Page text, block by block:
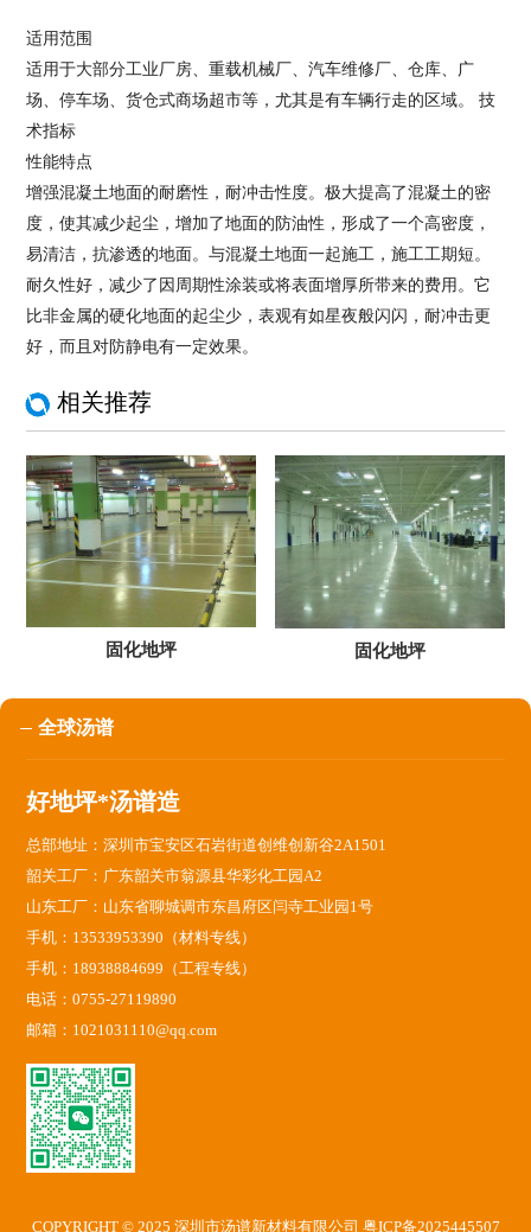
适用范围
适用于大部分工业厂房、重载机械厂、汽车维修厂、仓库、广
场、停车场、货仓式商场超市等，尤其是有车辆行走的区域。 技
术指标
性能特点
增强混凝土地面的耐磨性，耐冲击性度。极大提高了混凝土的密
度，使其减少起尘，增加了地面的防油性，形成了一个高密度，
易清洁，抗渗透的地面。与混凝土地面一起施工，施工工期短。
耐久性好，减少了因周期性涂装或将表面增厚所带来的费用。它
比非金属的硬化地面的起尘少，表观有如星夜般闪闪，耐冲击更
好，而且对防静电有一定效果。
相关推荐
固化地坪 固化地坪
全球汤谱
好地坪*汤谱造
总部地址：深圳市宝安区石岩街道创维创新谷2A1501
韶关工厂：广东韶关市翁源县华彩化工园A2
山东工厂：山东省聊城调市东昌府区闫寺工业园1号
手机：13533953390（材料专线）
手机：18938884699（工程专线）
电话：0755-27119890
邮箱：1021031110@qq.com
COPYRIGHT © 2025 深圳市汤谱新材料有限公司 粤ICP备2025445507